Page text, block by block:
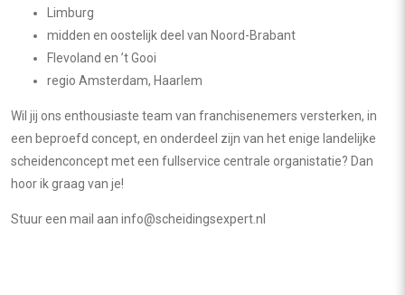
Limburg
midden en oostelijk deel van Noord-Brabant
Flevoland en ’t Gooi
regio Amsterdam, Haarlem
Wil jij ons enthousiaste team van franchisenemers versterken, in
een beproefd concept, en onderdeel zijn van het enige landelijke
scheidenconcept met een fullservice centrale organistatie? Dan
hoor ik graag van je!
Stuur een mail aan info@scheidingsexpert.nl